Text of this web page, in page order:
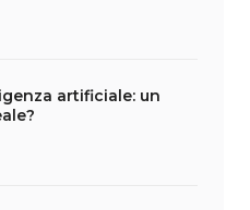
artificiale: un